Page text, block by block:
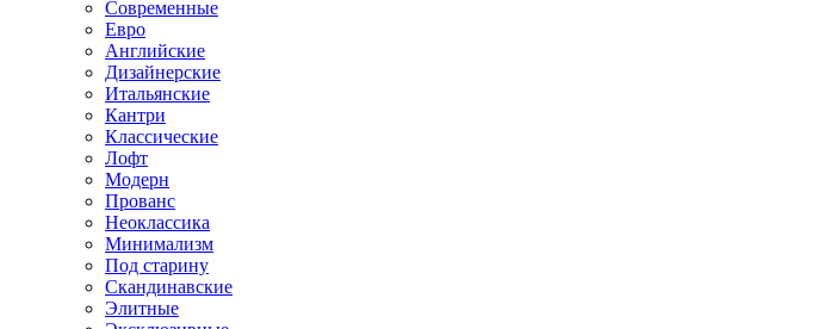
Современные
Евро
Английские
Дизайнерские
Итальянские
Кантри
Классические
Лофт
Модерн
Прованс
Неоклассика
Минимализм
Под старину
Скандинавские
Элитные